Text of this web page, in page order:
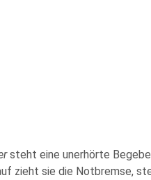
steht eine unerhörte
zieht sie die Notbremse,